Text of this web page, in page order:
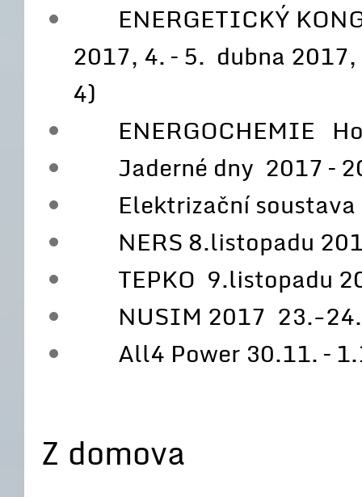
ENERGETICKÝ
2017, 4. – 5. dubna
4)
ENERGOCHEMIE
Jaderné dny 2017 –
Elektrizační soustava
NERS 8.listopadu
TEPKO 9.listopadu
NUSIM 2017 23.-
All4 Power 30.11. –
Z domova